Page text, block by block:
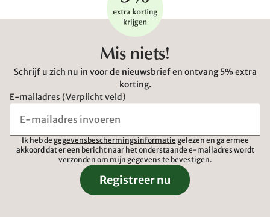
Mis niets!
Schrijf u zich nu in voor de nieuwsbrief en ontvang 5% extra
korting.
E-mailadres (Verplicht veld)
Ik heb de gegevensbeschermingsinformatie gelezen en ga ermee
akkoord dat er een bericht naar het onderstaande e-mailadres wordt
verzonden om mijn gegevens te bevestigen.
Registreer nu